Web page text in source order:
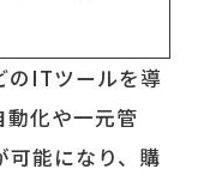
のITツールを導
動化や一元管
可能になり、購